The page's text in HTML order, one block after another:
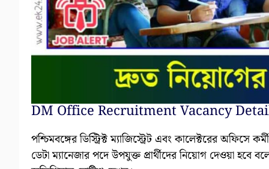
DM Office Recruitment Vacancy
পশ্চিমবঙ্গের ডিস্ট্রিক্ট ম্যাজিস্ট্রেট এবং কালেক্টরের অফিসে
ডেটা ম্যানেজার পদে উপযুক্ত প্রার্থীদের নিয়োগ দেওয়া হবে